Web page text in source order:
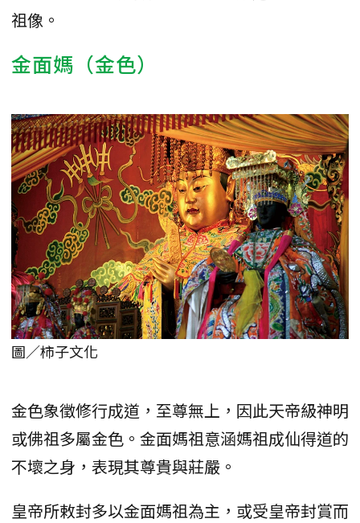
祖像。
金面媽（金色）
圖／柿子文化
金色象徵修行成道，至尊無上，因此天帝級神明
或佛祖多屬金色。金面媽祖意涵媽祖成仙得道的
不壞之身，表現其尊貴與莊嚴。
皇帝所敕封多以金面媽祖為主，或受皇帝封賞而